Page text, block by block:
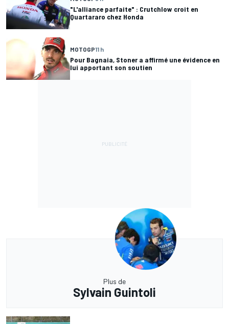
"L'alliance parfaite" : Crutchlow croit en
Quartararo chez Honda
MOTOGP11 h
Pour Bagnaia, Stoner a affirmé une évidence en
lui apportant son soutien
Plus de
Sylvain Guintoli